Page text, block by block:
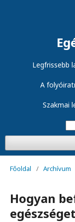
Legfrissebb
A
Szakmai
Főoldal / Archívum
Hogyan